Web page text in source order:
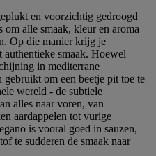
en voorzichtig gedroogd
om alle smaak, kleur en aroma
Op die manier krijg je
authentieke smaak. Hoewel
in mediterrane
om een beetje pit toe te
wereld - de subtiele
alles naar voren, van
aardappelen tot vurige
is vooral goed in sauzen,
te sudderen de smaak naar